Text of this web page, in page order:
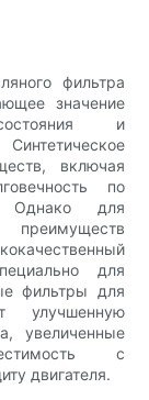
фильтра
значение
и
включая
по
для
преимуществ
для
фильтры для
улучшенную
увеличенные
с
двигателя.